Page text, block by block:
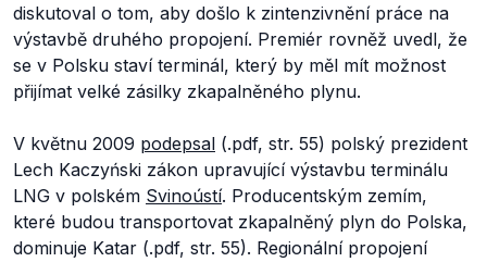
diskutoval o tom, aby došlo k zintenzivnění práce na
výstavbě druhého propojení. Premiér rovněž uvedl, že
se v Polsku staví terminál, který by měl mít možnost
přijímat velké zásilky zkapalněného plynu.
V květnu 2009 podepsal (.pdf, str. 55) polský prezident
Lech Kaczyński zákon upravující výstavbu terminálu
LNG v polském Svinoústí. Producentským zemím,
které budou transportovat zkapalněný plyn do Polska,
dominuje Katar (.pdf, str. 55). Regionální propojení